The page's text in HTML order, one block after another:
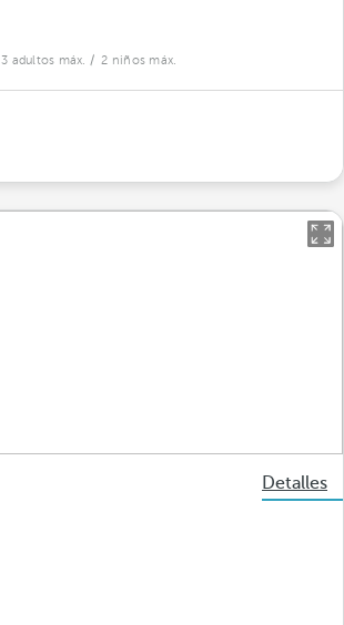
3 adultos máx. / 2 niños máx.
Detalles